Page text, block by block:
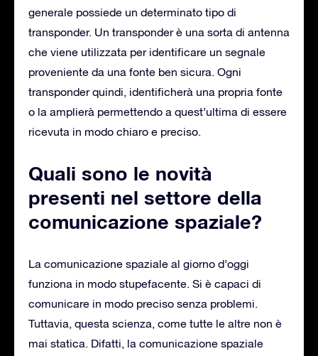
generale possiede un determinato tipo di
transponder. Un transponder è una sorta di antenna
che viene utilizzata per identificare un segnale
proveniente da una fonte ben sicura. Ogni
transponder quindi, identificherà una propria fonte
o la amplierà permettendo a quest’ultima di essere
ricevuta in modo chiaro e preciso.
Quali sono le novità
presenti nel settore della
comunicazione spaziale?
La comunicazione spaziale al giorno d’oggi
funziona in modo stupefacente. Si è capaci di
comunicare in modo preciso senza problemi.
Tuttavia, questa scienza, come tutte le altre non è
mai statica. Difatti, la comunicazione spaziale